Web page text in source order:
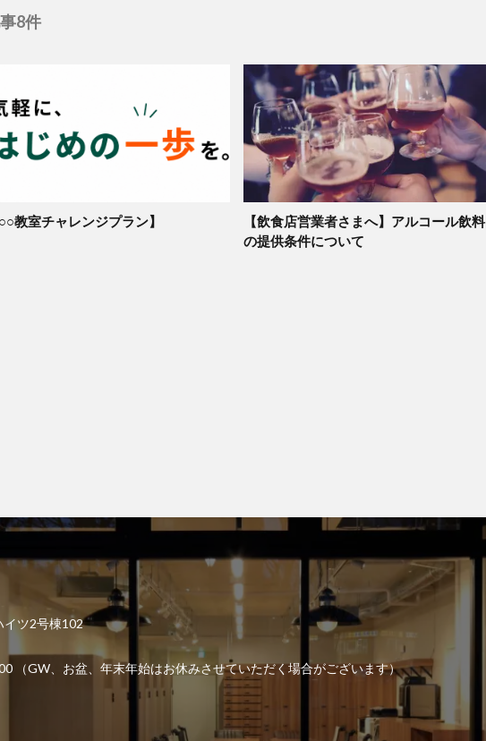
8件
○○教室チャレンジプラン】
【飲食店営業者さまへ】アルコール飲料
の提供条件について
イツ2号棟102
GW、お盆、年末年始はお休みさせていただく場合がございます）